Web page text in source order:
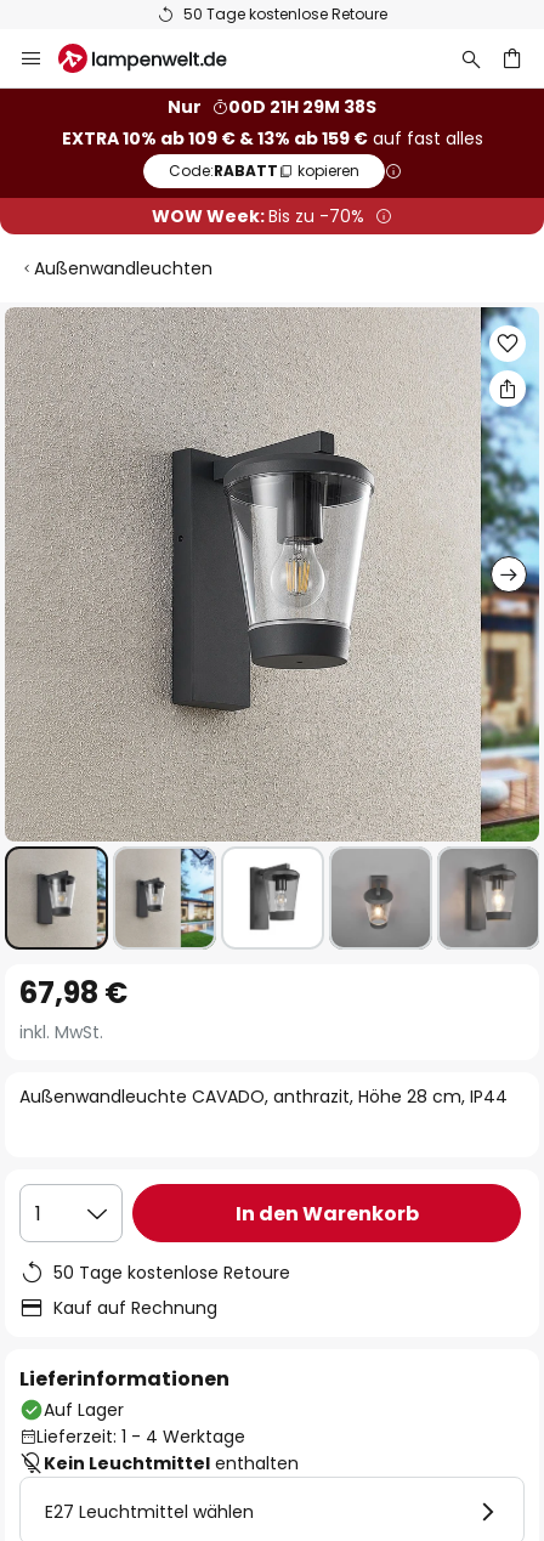
50 Tage kostenlose Retoure
Inhalt
Nur
00D 21H 29M 37S
EXTRA 10% ab 109 € & 13% ab 159 €auf fast alles
Code:RABATT kopieren
WOW Week:Bis zu -70%
Außenwandleuchten
Zum
Ende
der
Bildgalerie
springen
Anfang
der
springen
Außenwandleuchte CAVADO, anthrazit, Höhe 28 cm, IP44
67,98 €
inkl. MwSt.
1 In den Warenkorb
50 Tage kostenlose Retoure
Kauf auf Rechnung
Lieferinformationen
Auf Lager
Lieferzeit: 1 - 4 Werktage
Kein Leuchtmittel enthalten
E27 Leuchtmittel wählen